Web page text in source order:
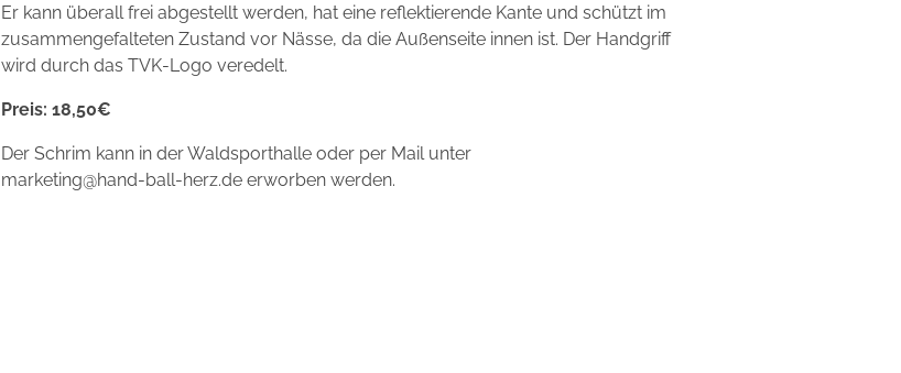
Er kann überall frei abgestellt werden, hat eine reflektierende Kante und schützt im
zusammengefalteten Zustand vor Nässe, da die Außenseite innen ist. Der Handgriff
wird durch das TVK-Logo veredelt.
Preis: 18,50€
Der Schrim kann in der Waldsporthalle oder per Mail unter
marketing@hand-ball-herz.de erworben werden.